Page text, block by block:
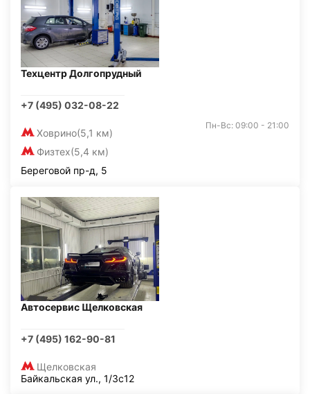
Техцентр Долгопрудный
+7 (495) 032-08-22
Ховрино(5,1 км)
Физтех(5,4 км)
Пн-Вс: 09:00 - 21:00
Береговой пр-д, 5
Автосервис Щелковская
+7 (495) 162-90-81
Щелковская
Байкальская ул., 1/3с12